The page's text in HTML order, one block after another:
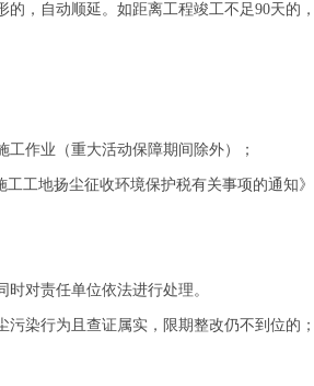
，自动顺延。如距离工程竣工不足90天的，
作业（重大活动保障期间除外）；
地扬尘征收环境保护税有关事项的通知》
对责任单位依法进行处理。
染行为且查证属实，限期整改仍不到位的；